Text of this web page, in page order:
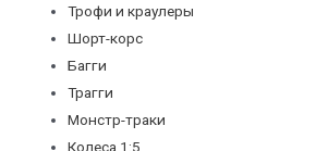
Трофи и краулеры
Шорт-корс
Багги
Трагги
Монстр-траки
Колеса 1:5